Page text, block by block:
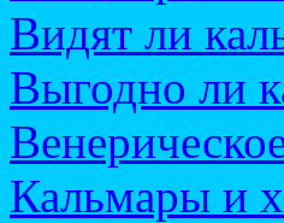
Видят ли
Выгодно ли
Кальмары и